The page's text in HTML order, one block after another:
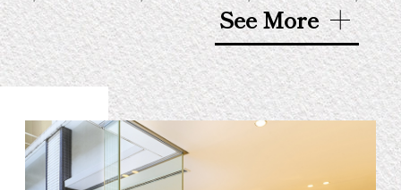
See More